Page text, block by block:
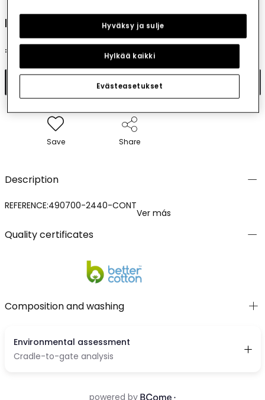
Navy blue capri leggings
€12.95
Add to cart
Save Share
Description
REFERENCE:490700-2440-CONT
Ver más
Quality certificates
Composition and washing
Evästeasetukset
Hylkää kaikki
Hyväksy ja sulje